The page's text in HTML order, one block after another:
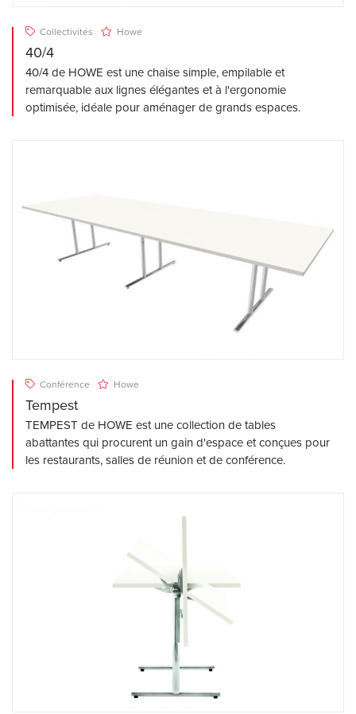
Collectivités Howe
40/4
40/4 de HOWE est une chaise simple, empilable et
remarquable aux lignes élégantes et à l'ergonomie
optimisée, idéale pour aménager de grands espaces.
Conférence Howe
Tempest
TEMPEST de HOWE est une collection de tables
abattantes qui procurent un gain d'espace et conçues pour
les restaurants, salles de réunion et de conférence.